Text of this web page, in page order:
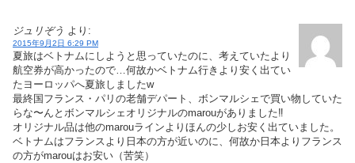
ジュリぞう より:
2015年9月2日 6:29 PM
夏旅はベトナムにしようと思っていたのに、考えていたより
航空券が高かったので…何故かベトナム行きより安く出てい
たヨーロッパへ夏旅しましたw
最終国フランス・パリの老舗デパート、ボンマルシェで買い物していた
らな〜んとボンマルシェオリジナルのmarouがありました‼︎
オリジナル品は他のmarouラインよりほんの少しお安く出ていました。
ベトナムはフランスより日本の方が近いのに、何故か日本よりフランス
の方がmarouはお安い（苦笑）